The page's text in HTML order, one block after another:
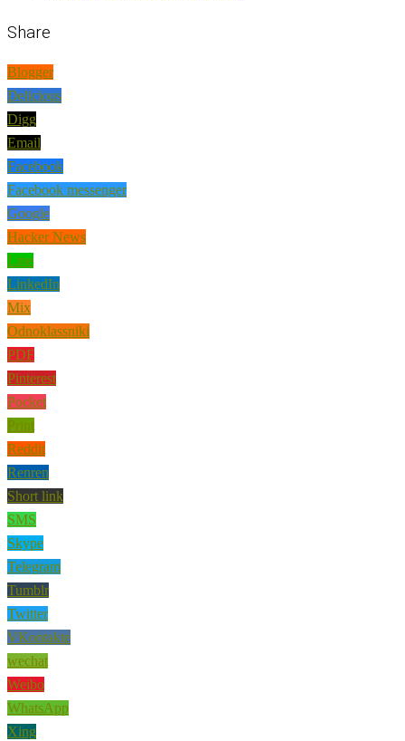
Share
Blogger
Delicious
Digg
Email
Facebook
Facebook messenger
Google
Hacker News
Line
LinkedIn
Mix
Odnoklassniki
PDF
Pinterest
Pocket
Print
Reddit
Renren
Short link
SMS
Skype
Telegram
Tumblr
Twitter
VKontakte
wechat
Weibo
WhatsApp
Xing